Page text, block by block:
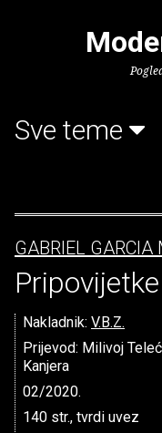
Sve teme
GABRIEL GARCIA
Pripovijetke
Nakladnik: V.B.Z.
Prijevod: Milivoj
Kanjera
02/2020.
140 str., tvrdi uvez